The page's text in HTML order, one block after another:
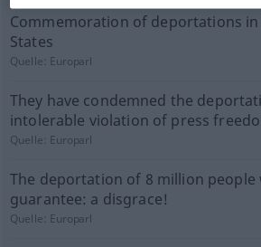
Commemoration of deportations in
States
Quelle: Europarl
They have condemned the
intolerable violation of press
Quelle: Europarl
The deportation of 8 million
guarantee: a disgrace!
Quelle: Europarl